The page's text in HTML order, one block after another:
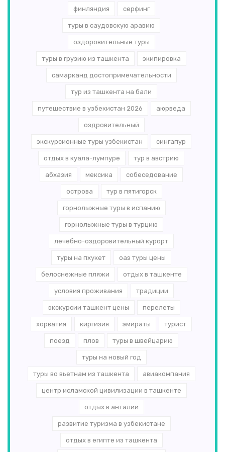
финляндия серфинг
туры в саудовскую аравию
оздоровительные туры
туры в грузию из ташкента экипировка
самарканд достопримечательности
тур из ташкента на бали
путешествие в узбекистан 2026 аюрведа
оздровительный
экскурсионные туры узбекистан сингапур
отдых в куала-лумпуре тур в австрию
абхазия мексика собеседование
острова тур в пятигорск
горнолыжные туры в испанию
горнолыжные туры в турцию
лечебно-оздоровительный курорт
туры на пхукет оаэ туры цены
белоснежные пляжи отдых в ташкенте
условия проживания традиции
экскурсии ташкент цены перелеты
хорватия киргизия эмираты турист
поезд плов туры в швейцарию
туры на новый год
туры во вьетнам из ташкента авиакомпания
центр исламской цивилизации в ташкенте
отдых в анталии
развитие туризма в узбекистане
отдых в египте из ташкента